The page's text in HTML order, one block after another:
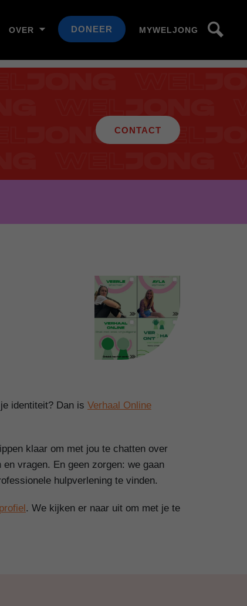
OVER DONEER MYWELJONG
CONTACT
identiteit? Dan is Verhaal Online
klaar om met jou te chatten over
vragen. En geen zorgen: we gaan
hulpverlening te vinden.
. We kijken er naar uit om met je te